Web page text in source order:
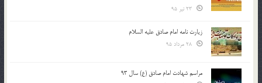
زیارت نامه امام صادق علیه السلام
مراسم شهادت امام صادق (ع) سال 93